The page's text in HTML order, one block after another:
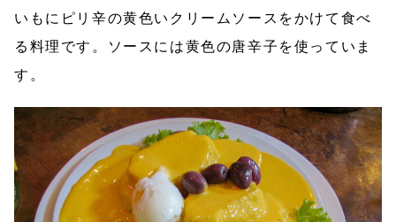
いもにピリ辛の黄色いクリームソースをかけて食べ
る料理です。ソースには黄色の唐辛子を使っていま
す。